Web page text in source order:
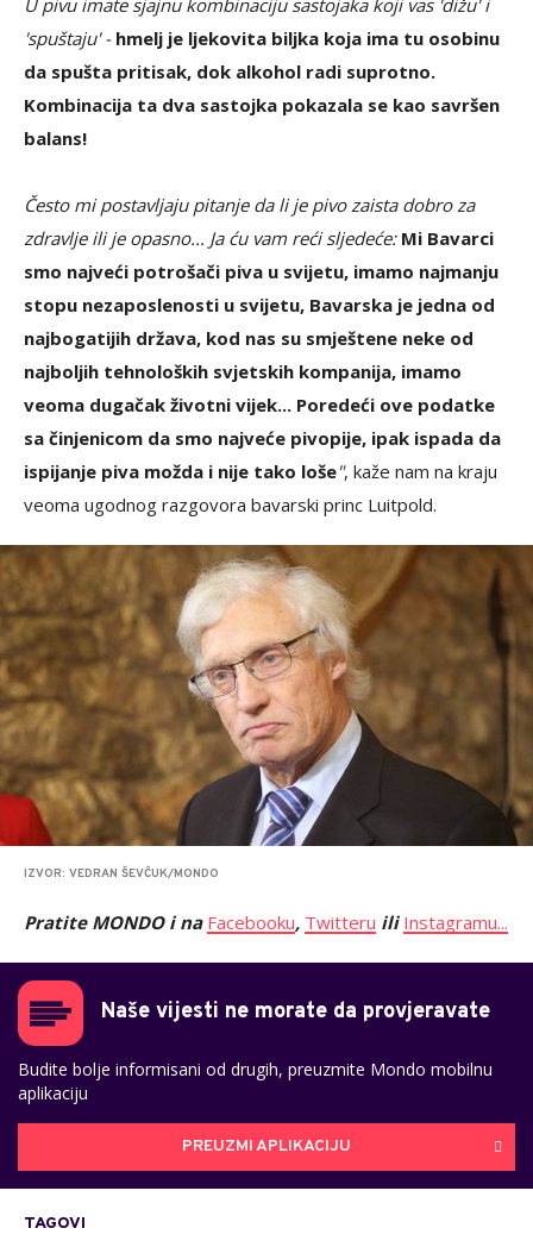
U pivu imate sjajnu kombinaciju sastojaka koji vas 'dižu' i
'spuštaju' - hmelj je ljekovita biljka koja ima tu osobinu
da spušta pritisak, dok alkohol radi suprotno.
Kombinacija ta dva sastojka pokazala se kao savršen
balans!
Često mi postavljaju pitanje da li je pivo zaista dobro za
zdravlje ili je opasno... Ja ću vam reći sljedeće:Mi Bavarci
smo najveći potrošači piva u svijetu, imamo najmanju
stopu nezaposlenosti u svijetu, Bavarska je jedna od
najbogatijih država, kod nas su smještene neke od
najboljih tehnoloških svjetskih kompanija, imamo
veoma dugačak životni vijek... Poredeći ove podatke
sa činjenicom da smo najveće pivopije, ipak ispada da
ispijanje piva možda i nije tako loše", kaže nam na kraju
veoma ugodnog razgovora bavarski princ Luitpold.
IZVOR: VEDRAN ŠEVČUK/MONDO
Pratite MONDO i na Facebooku, Twitteru ili Instagramu...
Naše vijesti ne morate da provjeravate
Budite bolje informisani od drugih, preuzmite Mondo mobilnu
aplikaciju
PREUZMI APLIKACIJU
TAGOVI